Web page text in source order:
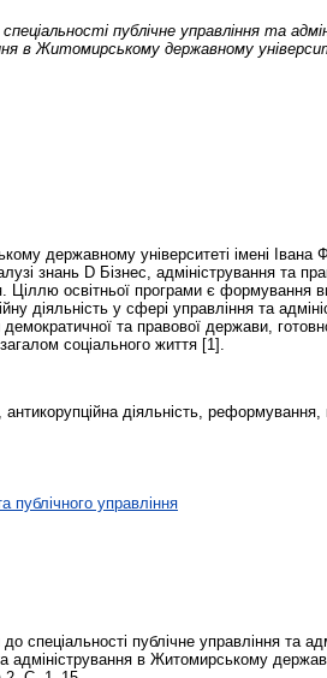
публічне управління та
в Житомирському державному
державному університеті імені Івана
знань D Бізнес, адміністрування та
освітньої програми є формування
діяльність у сфері управління та
та правової держави,
соціального життя [1].
діяльність, реформування,
публічного управління
спеціальності публічне управління та
адміністрування в Житомирському